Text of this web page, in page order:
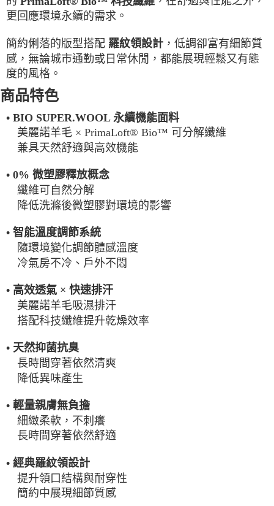
每筆NT$100
每筆NT$100，滿NT$2,000(含以上)免運費
更回應環境永續的需求。
簡約俐落的版型搭配 羅紋領設計 ，低調卻富有細節質
感，無論城市通勤或日常休閒，都能展現輕鬆又有態
度的風格。
商品特色
• BIO SUPER.WOOL 永續機能面料
美麗諾羊毛 × PrimaLoft® Bio™ 可分解纖維
兼具天然舒適與高效機能
• 0% 微塑膠釋放概念
纖維可自然分解
降低洗滌後微塑膠對環境的影響
• 智能溫度調節系統
隨環境變化調節體感溫度
冷氣房不冷、戶外不悶
• 高效透氣 × 快速排汗
美麗諾羊毛吸濕排汗
搭配科技纖維提升乾燥效率
• 天然抑菌抗臭
長時間穿著依然清爽
降低異味產生
• 輕量親膚無負擔
細緻柔軟，不刺癢
長時間穿著依然舒適
• 經典羅紋領設計
提升領口結構與耐穿性
簡約中展現細節質感